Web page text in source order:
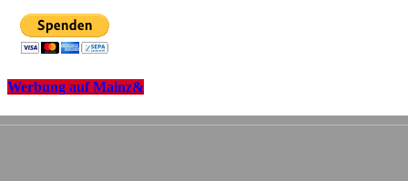
Werbung auf Mainz&